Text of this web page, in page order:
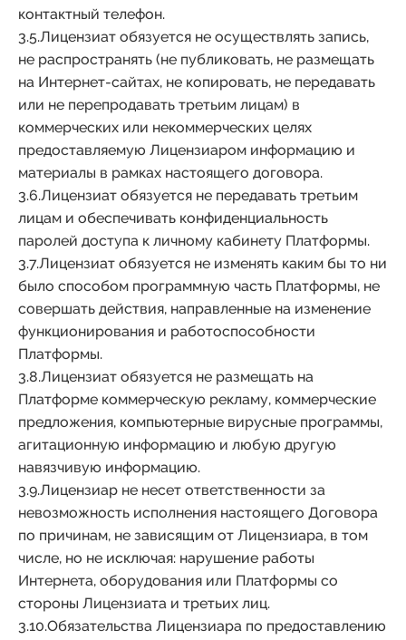
контактный телефон.
3.5.Лицензиат обязуется не осуществлять запись,
не распространять (не публиковать, не размещать
на Интернет-сайтах, не копировать, не передавать
или не перепродавать третьим лицам) в
коммерческих или некоммерческих целях
предоставляемую Лицензиаром информацию и
материалы в рамках настоящего договора.
3.6.Лицензиат обязуется не передавать третьим
лицам и обеспечивать конфиденциальность
паролей доступа к личному кабинету Платформы.
3.7.Лицензиат обязуется не изменять каким бы то ни
было способом программную часть Платформы, не
совершать действия, направленные на изменение
функционирования и работоспособности
Платформы.
3.8.Лицензиат обязуется не размещать на
Платформе коммерческую рекламу, коммерческие
предложения, компьютерные вирусные программы,
агитационную информацию и любую другую
навязчивую информацию.
3.9.Лицензиар не несет ответственности за
невозможность исполнения настоящего Договора
по причинам, не зависящим от Лицензиара, в том
числе, но не исключая: нарушение работы
Интернета, оборудования или Платформы со
стороны Лицензиата и третьих лиц.
3.10.Обязательства Лицензиара по предоставлению